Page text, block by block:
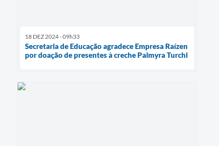
18 DEZ 2024 - 09h33
Secretaria de Educação agradece Empresa Raízen
por doação de presentes à creche Palmyra Turchi